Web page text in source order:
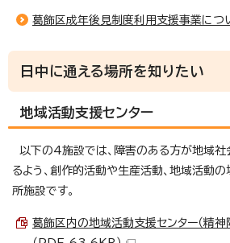
葛飾区成年後見制度利用支援事業につ
日中に通える場所を知りたい
地域活動支援センター
以下の4施設では、障害のある方が地域社
るよう、創作的活動や生産活動、地域活動の
所施設です。
葛飾区内の地域活動支援センター（精